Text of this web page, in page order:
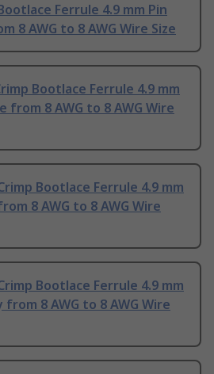
Ferrule 4.9 mm Pin
8 AWG to 8 AWG Wire Size
Bootlace Ferrule 4.9 mm
from 8 AWG to 8 AWG Wire
Bootlace Ferrule 4.9 mm
8 AWG to 8 AWG Wire
Bootlace Ferrule 4.9 mm
8 AWG to 8 AWG Wire